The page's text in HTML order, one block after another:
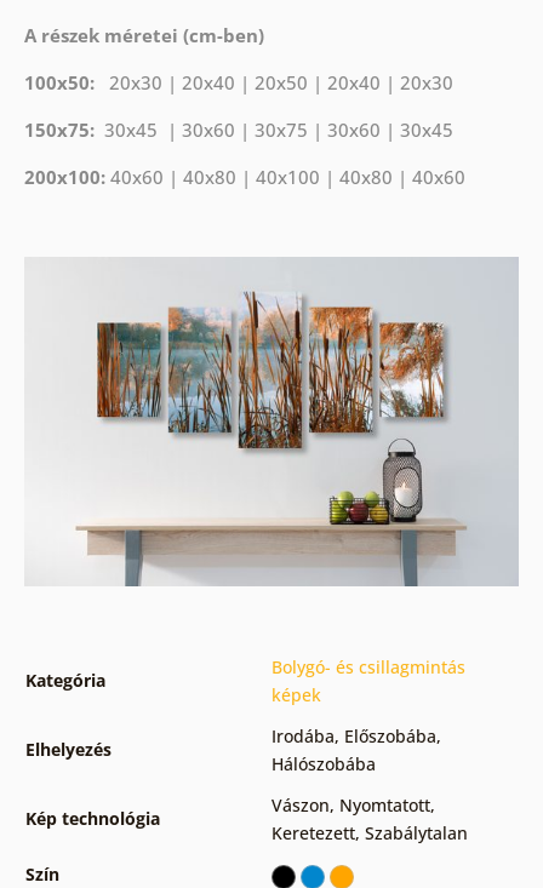
A részek méretei (cm-ben)
100x50: 20x30 | 20x40 | 20x50 | 20x40 | 20x30
150x75: 30x45 | 30x60 | 30x75 | 30x60 | 30x45
200x100: 40x60 | 40x80 | 40x100 | 40x80 | 40x60
Kategória
Bolygó- és csillagmintás
képek
Elhelyezés
Irodába, Előszobába,
Hálószobába
Kép technológia
Vászon, Nyomtatott,
Keretezett, Szabálytalan
Szín